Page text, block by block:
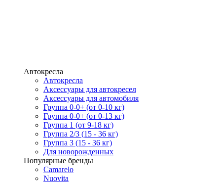
Автокресла
Автокресла
Аксессуары для автокресел
Аксессуары для автомобиля
Группа 0-0+ (от 0-10 кг)
Группа 0-0+ (от 0-13 кг)
Группа 1 (от 9-18 кг)
Группа 2/3 (15 - 36 кг)
Группа 3 (15 - 36 кг)
Для новорожденных
Популярные бренды
Camarelo
Nuovita